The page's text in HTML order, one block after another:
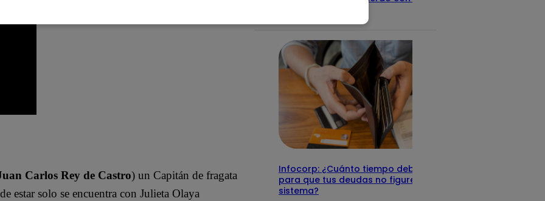
clic al video ubicado en la parte inferior:
Carlos Rey de Castro) un Capitán de fragata
estar solo se encuentra con Julieta Olaya
Infocorp: ¿Cuánto tiempo debe pasar
para que tus deudas no figuren en su
sistema?